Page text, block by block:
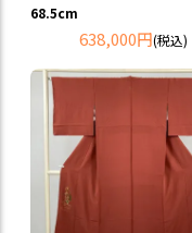
68.5cm
638,000円(税込)